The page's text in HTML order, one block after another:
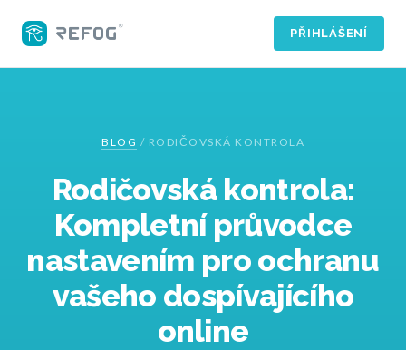
PŘIHLÁŠENÍ
BLOG / RODIČOVSKÁ KONTROLA
Rodičovská kontrola:
Kompletní průvodce
nastavením pro ochranu
vašeho dospívajícího
online